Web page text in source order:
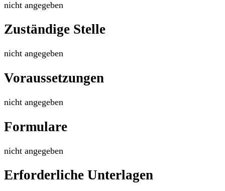
nicht angegeben
Zuständige Stelle
nicht angegeben
Voraussetzungen
nicht angegeben
Formulare
nicht angegeben
Erforderliche Unterlagen